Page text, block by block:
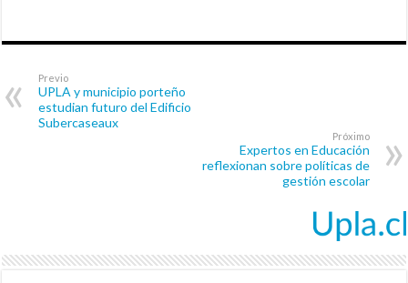
Previo
UPLA y municipio porteño
estudian futuro del Edificio
Subercaseaux
Próximo
Expertos en Educación
reflexionan sobre políticas de
gestión escolar